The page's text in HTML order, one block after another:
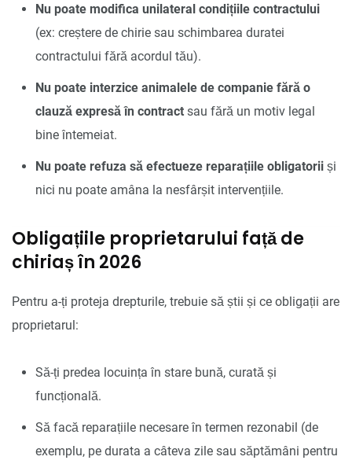
Nu poate modifica unilateral condițiile contractului
(ex: creștere de chirie sau schimbarea duratei
contractului fără acordul tău).
Nu poate interzice animalele de companie fără o
clauză expresă în contract sau fără un motiv legal
bine întemeiat.
Nu poate refuza să efectueze reparațiile obligatorii și
nici nu poate amâna la nesfârșit intervențiile.
Obligațiile proprietarului față de
chiriaș în 2026
Pentru a-ți proteja drepturile, trebuie să știi și ce obligații are
proprietarul:
Să-ți predea locuința în stare bună, curată și
funcțională.
Să facă reparațiile necesare în termen rezonabil (de
exemplu, pe durata a câteva zile sau săptămâni pentru